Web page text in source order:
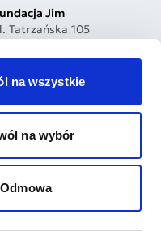
na wszystkie
na wybór
Odmowa
Jim
Tatrzańska 105
konta:
1030 1999 7750 0000
na bieżąco
Tamago Software